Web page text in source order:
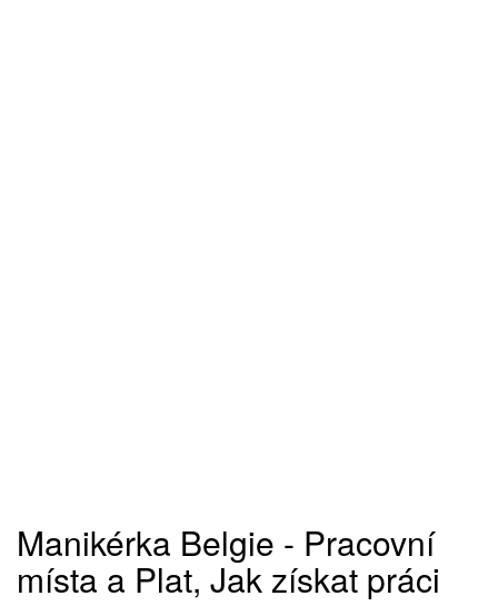
Manikérka Belgie - Pracovní
místa a Plat, Jak získat práci